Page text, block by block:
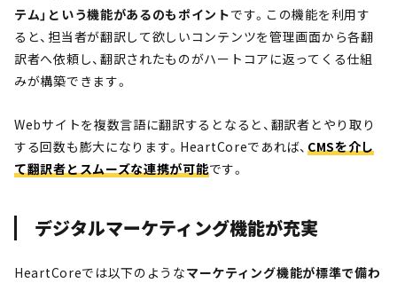
テム」という機能があるのもポイントです。この機能を利用す
ると、担当者が翻訳して欲しいコンテンツを管理画面から各翻
訳者へ依頼し、翻訳されたものがハートコアに返ってくる仕組
みが構築できます。
Webサイトを複数言語に翻訳するとなると、翻訳者とやり取り
する回数も膨大になります。HeartCoreであれば、 CMSを介し
て翻訳者とスムーズな連携が可能です。
デジタルマーケティング機能が充実
HeartCoreでは以下のようなマーケティング機能が標準で備わ